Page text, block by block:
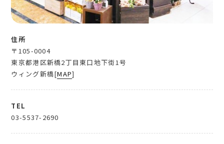
住所
〒105-0004
東京都港区新橋2丁目東口地下街1号
ウィング新橋[MAP]
TEL
03-5537-2690